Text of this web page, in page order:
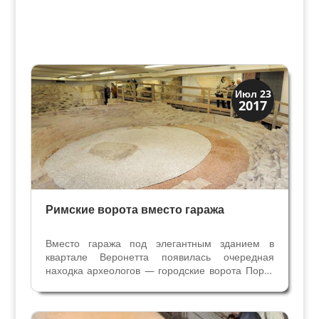
Июл 23
2017
Верона
Римская Верона
Римские ворота вместо гаража
Вместо гаража под элегантным зданием в
квартале Веронетта появилась очередная
находка археологов — городские ворота Порта
- в 90-х годы хозяева дома решили провести
капитальный ремонт и построить гараж под